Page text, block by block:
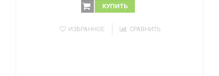
КУПИТЬ
ИЗБРАННОЕ СРАВНИТЬ